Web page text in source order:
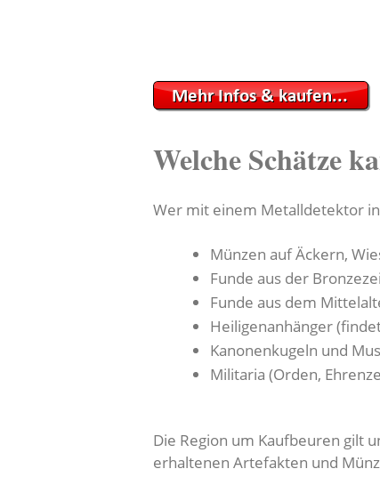
Welche Schätze
Wer mit einem Metalldetektor
Münzen auf Äckern,
Funde aus der
Funde aus dem
Heiligenanhänger
Kanonenkugeln und
Militaria (Orden,
Die Region um Kaufbeuren gilt
erhaltenen Artefakten und